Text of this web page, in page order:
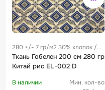
280 +/- 7 гр/м2 30% хлопок /
70% полиэстер 0.22 м
Ткань Гобелен 200 см 280 гр
Китай рис EL-002 D
В наличии
Мин. кол-во